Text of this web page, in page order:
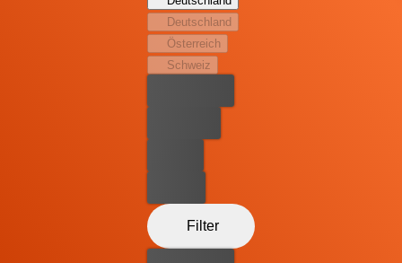
Deutschland
Österreich
Schweiz
Filter